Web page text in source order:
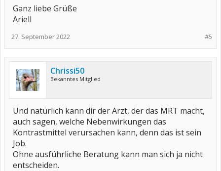
Ganz liebe Grüße
Ariell
#5
27. September 2022
Chrissi50
Bekanntes Mitglied
Und natürlich kann dir der Arzt, der das MRT macht,
auch sagen, welche Nebenwirkungen das
Kontrastmittel verursachen kann, denn das ist sein
Job.
Ohne ausführliche Beratung kann man sich ja nicht
entscheiden.